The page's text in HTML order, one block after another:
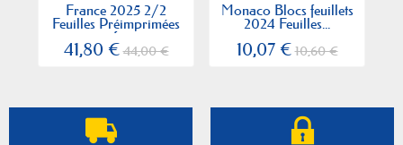
France 2025 2/2
Feuilles Préimprimées
safe...
41,80 €44,00 €
Monaco Blocs feuillets
2024 Feuilles...
10,07 €10,60 €